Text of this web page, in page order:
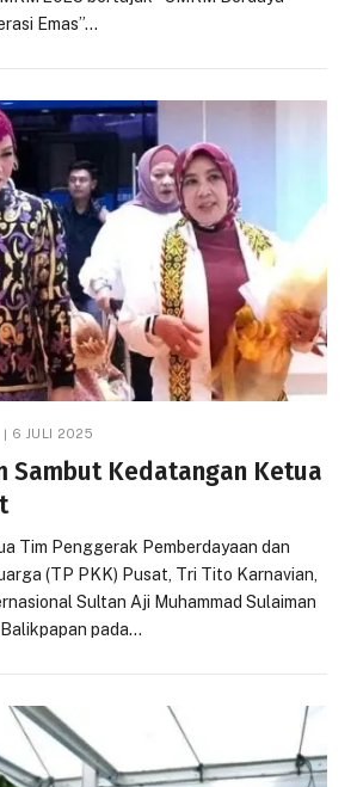
Emas”…
6 JULI 2025
Sambut Kedatangan Ketua
Tim Penggerak Pemberdayaan dan
(TP PKK) Pusat, Tri Tito Karnavian,
Sultan Aji Muhammad Sulaiman
pada…